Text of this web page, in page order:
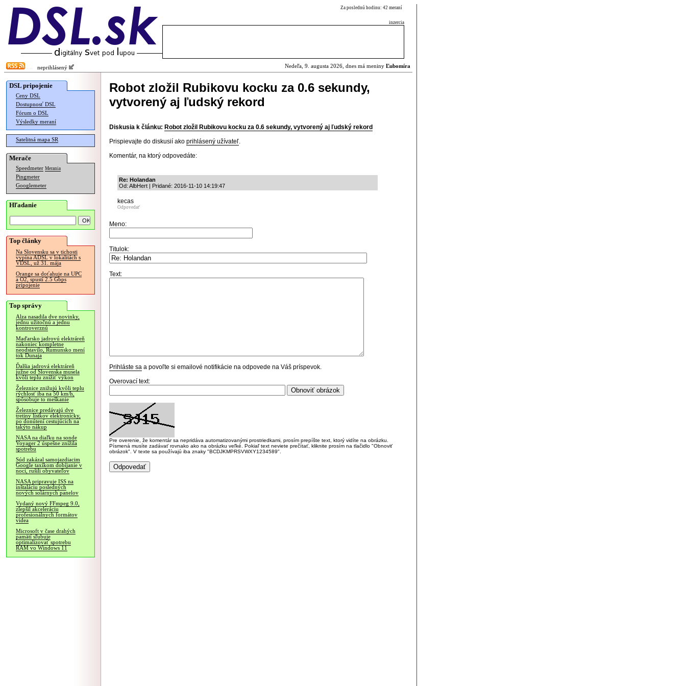
Za poslednú hodinu: 42 meraní
inzercia
neprihlásený Nedeľa, 9. augusta 2026, dnes má meniny Ľubomíra
DSL pripojenie
Ceny DSL
Dostupnosť DSL
Fórum o DSL
Výsledky meraní
Satelitná mapa SR
Merače
Speedmeter Merania
Pingmeter
Googlemeter
Hľadanie
Top články
Na Slovensku sa v tichosti
vypína ADSL v lokalitách s
VDSL, už 31. mája
Orange sa doťahuje na UPC
a O2, spustí 2.5 Gbps
pripojenie
Top správy
Alza nasadila dve novinky,
jednu užitočnú a jednu
kontroverznú
Maďarsko jadrovú elektráreň
nakoniec kompletne
neodstavilo, Rumunsko mení
tok Dunaja
Ďalšia jadrová elektráreň
južne od Slovenska musela
kvôli teplu znížiť výkon
Železnice znižujú kvôli teplu
rýchlosť iba na 50 km/h,
spôsobuje to meškanie
Železnice predávajú dve
tretiny lístkov elektronicky,
po donútení cestujúcich na
takýto nákup
NASA na diaľku na sonde
Voyager 2 úspešne znížila
spotrebu
Súd zakázal samojazdiacim
Google taxíkom dobíjanie v
noci, rušili obyvateľov
NASA pripravuje ISS na
inštaláciu posledných
nových solárnych panelov
Vydaný nový FFmpeg 9.0,
zlepšil akceleráciu
profesionálnych formátov
videa
Microsoft v čase drahých
pamätí sľubuje
optimalizovať spotrebu
RAM vo Windows 11
Robot zložil Rubikovu kocku za 0.6 sekundy,
vytvorený aj ľudský rekord
Diskusia k článku: Robot zložil Rubikovu kocku za 0.6 sekundy, vytvorený aj ľudský rekord
Prispievajte do diskusií ako prihlásený užívateľ.
Komentár, na ktorý odpovedáte:
Re: Holandan
Od: AlbHert | Pridané: 2016-11-10 14:19:47
kecas
Odpovedať
Meno:
Titulok:
Text:
Prihláste sa a povoľte si emailové notifikácie na odpovede na Váš príspevok.
Overovací text:
Pre overenie, že komentár sa nepridáva automatizovanými prostriedkami, prosím prepíšte text, ktorý vidíte na obrázku.
Písmená musíte zadávať rovnako ako na obrázku veľké. Pokiaľ text neviete prečítať, kliknite prosím na tlačidlo "Obnoviť
obrázok". V texte sa používajú iba znaky "BCDJKMPRSVWXY1234589".